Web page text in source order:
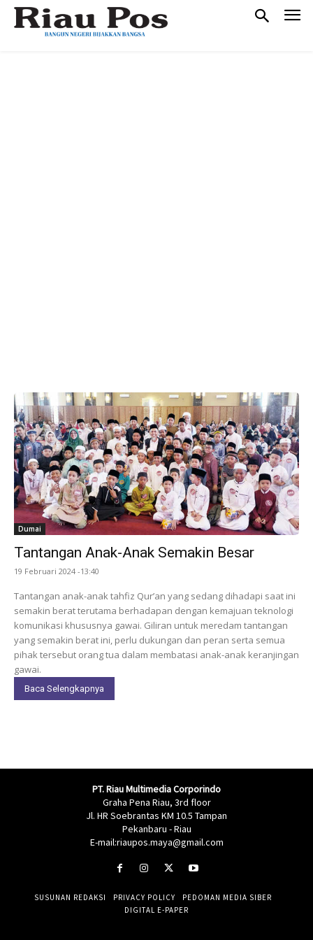
Dumai
Tantangan Anak-Anak Semakin Besar
19 Februari 2024 -13:40
Tantangan anak-anak tahfiz Qur’an yang sedang dihadapi saat ini
semakin berat terutama berhadapan dengan kemajuan teknologi
komunikasi khususnya gawai. Giliran untuk meredam tantangan
yang semakin berat ini, perlu dukungan dan peran serta semua
pihak tersebut orang tua dalam membatasi anak-anak keranjingan
gawai.
Baca Selengkapnya
PT. Riau Multimedia Corporindo
Graha Pena Riau, 3rd floor
Jl. HR Soebrantas KM 10.5 Tampan
Pekanbaru - Riau
E-mail:riaupos.maya@gmail.com
SUSUNAN REDAKSI PRIVACY POLICY
PEDOMAN MEDIA SIBER
DIGITAL E-PAPER